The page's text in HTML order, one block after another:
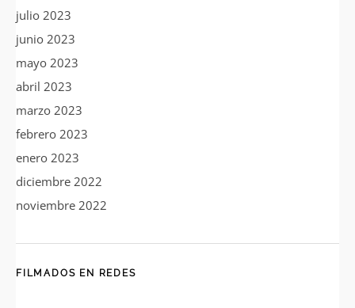
julio 2023
junio 2023
mayo 2023
abril 2023
marzo 2023
febrero 2023
enero 2023
diciembre 2022
noviembre 2022
FILMADOS EN REDES